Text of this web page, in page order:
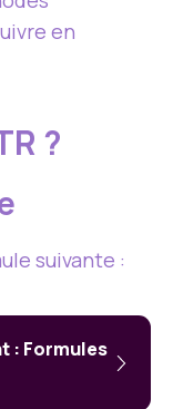
en
?
suivante :
: Formules